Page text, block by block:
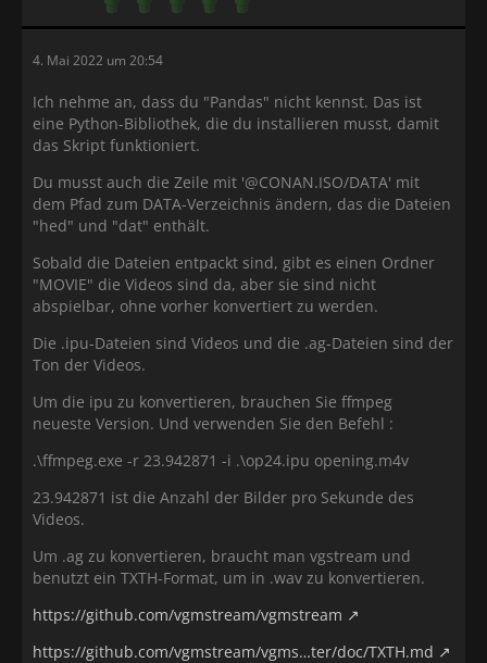
4. Mai 2022 um 20:54
Ich nehme an, dass du "Pandas" nicht kennst. Das ist
eine Python-Bibliothek, die du installieren musst, damit
das Skript funktioniert.
Du musst auch die Zeile mit '@CONAN.ISO/DATA' mit
dem Pfad zum DATA-Verzeichnis ändern, das die Dateien
"hed" und "dat" enthält.
Sobald die Dateien entpackt sind, gibt es einen Ordner
"MOVIE" die Videos sind da, aber sie sind nicht
abspielbar, ohne vorher konvertiert zu werden.
Die .ipu-Dateien sind Videos und die .ag-Dateien sind der
Ton der Videos.
Um die ipu zu konvertieren, brauchen Sie ffmpeg
neueste Version. Und verwenden Sie den Befehl :
.\ffmpeg.exe -r 23.942871 -i .\op24.ipu opening.m4v
23.942871 ist die Anzahl der Bilder pro Sekunde des
Videos.
Um .ag zu konvertieren, braucht man vgstream und
benutzt ein TXTH-Format, um in .wav zu konvertieren.
https://github.com/vgmstream/vgmstream
https://github.com/vgmstream/vgms…ter/doc/TXTH.md